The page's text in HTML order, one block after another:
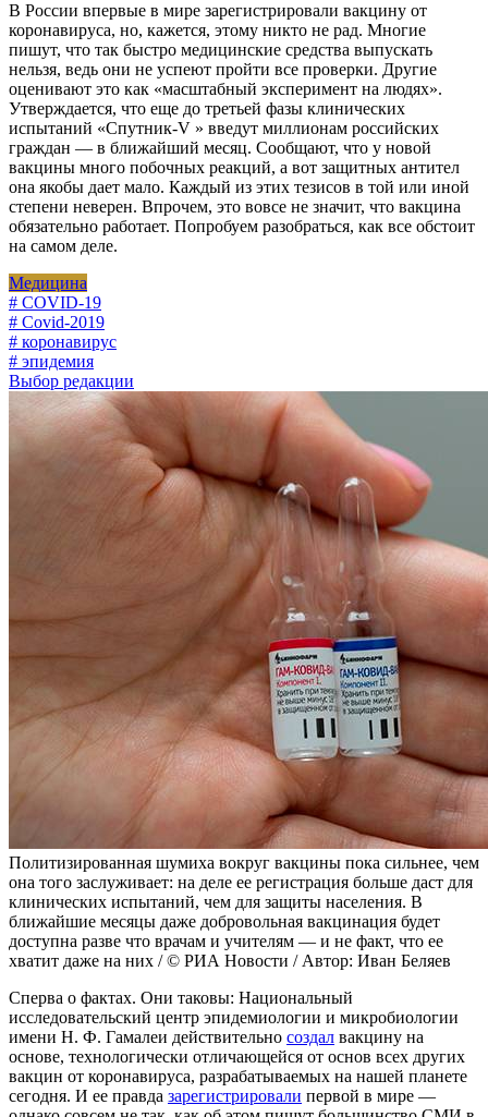
В России впервые в мире зарегистрировали вакцину от
коронавируса, но, кажется, этому никто не рад. Многие
пишут, что так быстро медицинские средства выпускать
нельзя, ведь они не успеют пройти все проверки. Другие
оценивают это как «масштабный эксперимент на людях».
Утверждается, что еще до третьей фазы клинических
испытаний «Спутник-V » введут миллионам российских
граждан — в ближайший месяц. Сообщают, что у новой
вакцины много побочных реакций, а вот защитных антител
она якобы дает мало. Каждый из этих тезисов в той или иной
степени неверен. Впрочем, это вовсе не значит, что вакцина
обязательно работает. Попробуем разобраться, как все обстоит
на самом деле.
Медицина
# COVID-19
# Covid-2019
# коронавирус
# эпидемия
Выбор редакции
Политизированная шумиха вокруг вакцины пока сильнее, чем
она того заслуживает: на деле ее регистрация больше даст для
клинических испытаний, чем для защиты населения. В
ближайшие месяцы даже добровольная вакцинация будет
доступна разве что врачам и учителям — и не факт, что ее
хватит даже на них / © РИА Новости / Автор: Иван Беляев
Сперва о фактах. Они таковы: Национальный
исследовательский центр эпидемиологии и микробиологии
имени Н. Ф. Гамалеи действительно создал вакцину на
основе, технологически отличающейся от основ всех других
вакцин от коронавируса, разрабатываемых на нашей планете
сегодня. И ее правда зарегистрировали первой в мире —